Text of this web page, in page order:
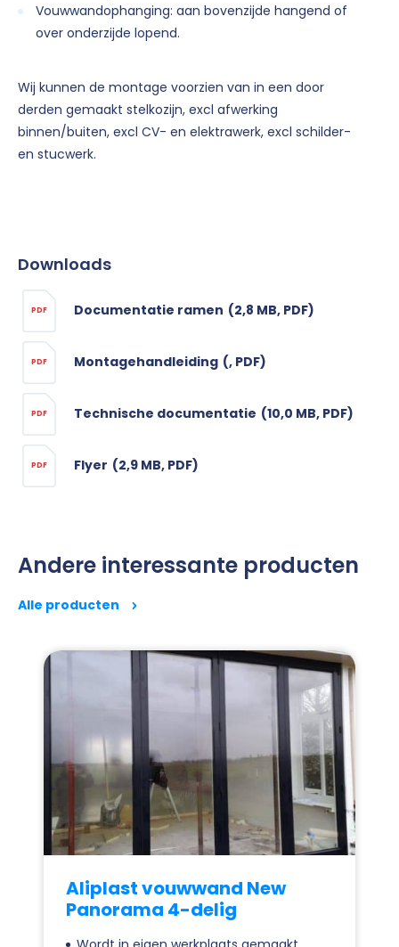
Vouwwandophanging: aan bovenzijde hangend of
over onderzijde lopend.
Wij kunnen de montage voorzien van in een door
derden gemaakt stelkozijn, excl afwerking
binnen/buiten, excl CV- en elektrawerk, excl schilder-
en stucwerk.
Downloads
PDF Documentatie ramen (2,8 MB, PDF)
PDF Montagehandleiding (, PDF)
PDF Technische documentatie (10,0 MB, PDF)
PDF Flyer (2,9 MB, PDF)
Andere interessante producten
Alle producten
Aliplast vouwwand New
Panorama 4-delig